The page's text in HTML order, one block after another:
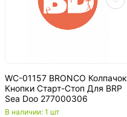
WC-01157 BRONCO Колпачок
Кнопки Старт-Стоп Для BRP
Sea Doo 277000306
В наличии: 1 шт